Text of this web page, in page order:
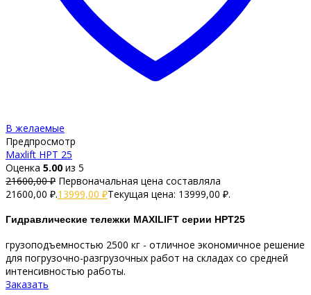
В желаемые
Предпросмотр
Maxlift HPT 25
Оценка 5.00 из 5
21600,00₽ Первоначальная цена составляла
21600,00 ₽.13999,00 ₽Текущая цена: 13999,00 ₽.
Гидравлические тележки MAXILIFT серии HPT25
грузоподъемностью 2500 кг - отличное экономичное решение
для погрузочно-разгрузочных работ на складах со средней
интенсивностью работы.
Заказать